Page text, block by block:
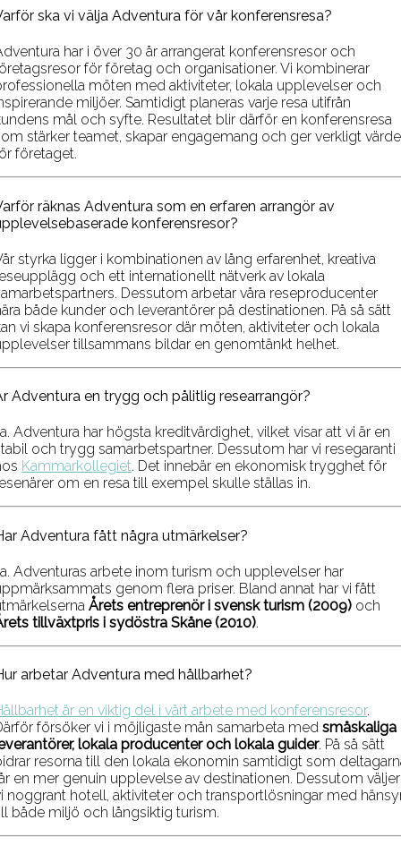
ska vi välja Adventura för vår konferensresa?
har i över 30 år arrangerat konferensresor och
för företag och organisationer. Vi kombinerar
möten med aktiviteter, lokala upplevelser och
miljöer. Samtidigt planeras varje resa utifrån
mål och syfte. Resultatet blir därför en konferensresa
stärker teamet, skapar engagemang och ger verkligt värde
företaget.
räknas Adventura som en erfaren arrangör av
konferensresor?
styrka ligger i kombinationen av lång erfarenhet, kreativa
och ett internationellt nätverk av lokala
Dessutom arbetar våra reseproducenter
både kunder och leverantörer på destinationen. På så sätt
vi skapa konferensresor där möten, aktiviteter och lokala
tillsammans bildar en genomtänkt helhet.
Adventura en trygg och pålitlig researrangör?
Adventura har högsta kreditvärdighet, vilket visar att vi är en
och trygg samarbetspartner. Dessutom har vi resegaranti
Kammarkollegiet. Det innebär en ekonomisk trygghet för
om en resa till exempel skulle ställas in.
Adventura fått några utmärkelser?
Adventuras arbete inom turism och upplevelser har
genom flera priser. Bland annat har vi fått
Årets entreprenör i svensk turism (2009) och
tillväxtpris i sydöstra Skåne (2010).
arbetar Adventura med hållbarhet?
är en viktig del i vårt arbete med konferensresor.
försöker vi i möjligaste mån samarbeta med småskaliga
lokala producenter och lokala guider. På så sätt
resorna till den lokala ekonomin samtidigt som
en mer genuin upplevelse av destinationen. Dessutom väljer
noggrant hotell, aktiviteter och transportlösningar med
både miljö och långsiktig turism.